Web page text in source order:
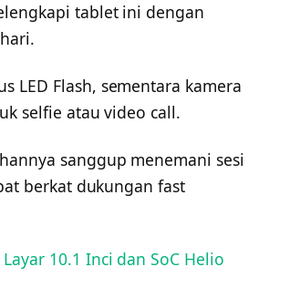
tablet ini dengan
LED Flash, sementara kamera
selfie atau video call.
sanggup menemani sesi
berkat dukungan fast
10.1 Inci dan SoC Helio